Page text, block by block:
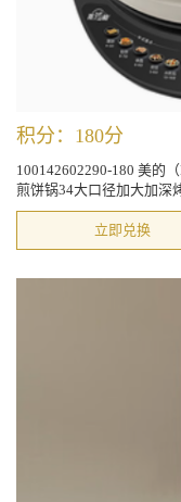
积分：180分
100142602290-180 美的
煎饼锅34大口径加大加深
立即兑换